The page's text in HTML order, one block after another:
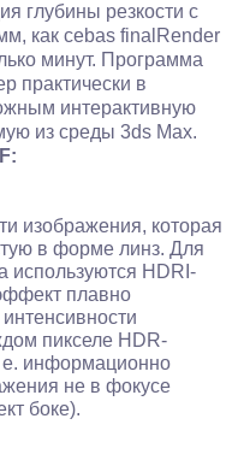
глубины резкости с
как cebas finalRender
минут. Программа
практически в
интерактивную
из среды 3ds Max.
изображения, которая
в форме линз. Для
используются HDRI-
плавно
пикселе HDR-
е. информационно
не в фокусе
боке).